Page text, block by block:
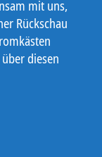
mit uns,
Rückschau
diesen